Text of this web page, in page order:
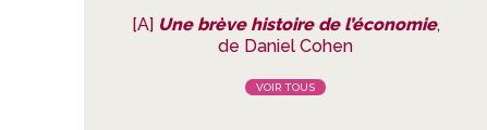
[A] Une brève histoire de l’économie,
de Daniel Cohen
VOIR TOUS